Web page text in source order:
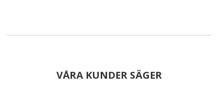
VÅRA KUNDER SÄGER